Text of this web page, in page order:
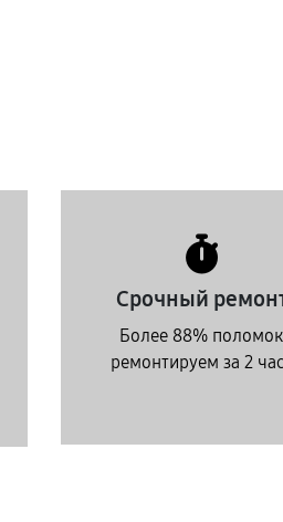
Срочный
Более 88% поломок
ремонтируем за 2